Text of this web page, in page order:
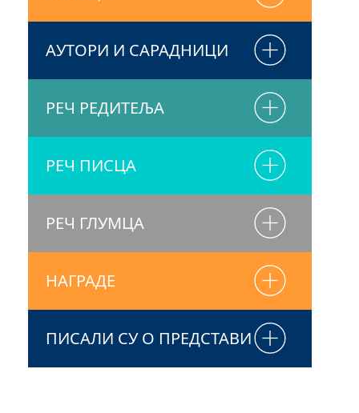
АУТОРИ И САРАДНИЦИ
РЕЧ РЕДИТЕЉА
РЕЧ ПИСЦА
РЕЧ ГЛУМЦА
НАГРАДЕ
ПИСАЛИ СУ О ПРЕДСТАВИ